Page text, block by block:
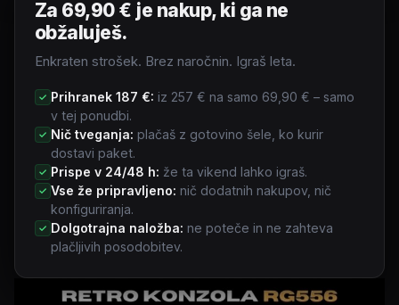
Za 69,90 € je nakup, ki ga ne
obžaluješ.
Enkraten strošek. Brez naročnin. Igraš leta.
✓ Prihranek 187 €: iz 257 € na samo 69,90 € – samo
v tej ponudbi.
✓ Nič tveganja: plačaš z gotovino šele, ko kurir
dostavi paket.
✓ Prispe v 24/48 h: že ta vikend lahko igraš.
✓ Vse že pripravljeno: nič dodatnih nakupov, nič
konfiguriranja.
✓ Dolgotrajna naložba: ne poteče in ne zahteva
plačljivih posodobitev.